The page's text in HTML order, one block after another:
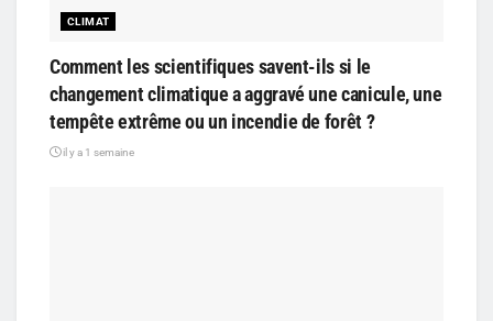
CLIMAT
Comment les scientifiques savent-ils si le
changement climatique a aggravé une canicule, une
tempête extrême ou un incendie de forêt ?
il y a 1 semaine